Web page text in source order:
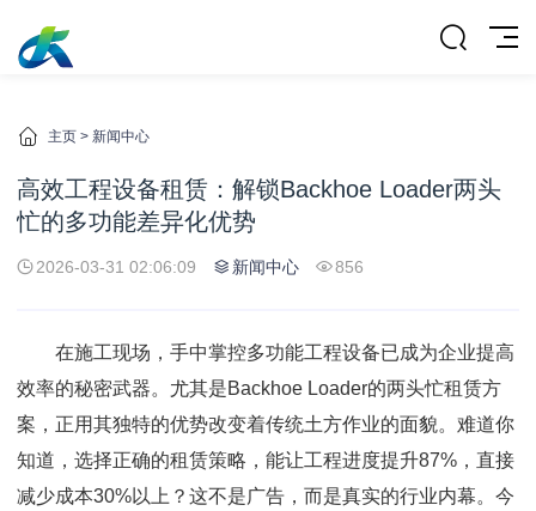
主页 > 新闻中心
高效工程设备租赁：解锁Backhoe Loader两头
忙的多功能差异化优势
2026-03-31 02:06:09 新闻中心 856
在施工现场，手中掌控多功能工程设备已成为企业提高
效率的秘密武器。尤其是Backhoe Loader的两头忙租赁方
案，正用其独特的优势改变着传统土方作业的面貌。难道你
知道，选择正确的租赁策略，能让工程进度提升87%，直接
减少成本30%以上？这不是广告，而是真实的行业内幕。今